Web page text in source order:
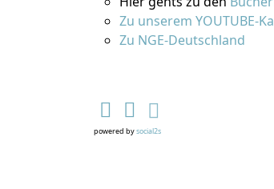
Zu unserem YOUTUBE-
Zu NGE-Deutschland
powered bysocial2s